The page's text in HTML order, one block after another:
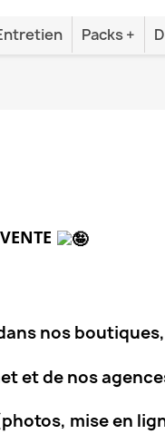
Packs +
nos
et de nos
mise en